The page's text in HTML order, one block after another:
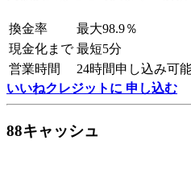
換金率
最大98.9％
現金化まで 最短5分
営業時間
24時間申し込み可
いいねクレジットに 申し込む
88キャッシュ